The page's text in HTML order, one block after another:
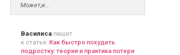
Может,и...
Василиса пишет
к статье: Как быстро похудеть
подростку: теория и практика потери